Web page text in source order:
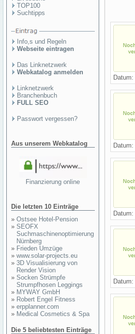
TOP100
Suchtipps
Info,s und Regeln
Webseite eintragen
Das Linknetzwerk
Webkatalog anmelden
Linknetzwerk
Branchenbuch
FULL SEO
Passwort vergessen?
Aus unserem Webkatalog
Finanzierung online
Die letzten 10 Einträge
» Ostsee Hotel-Pension
» SEOFX
Suchmaschinenoptimierung
Nürnberg
» Frieden Umzüge
» www.solar-projects.eu
» 3D Visualisierung von
Render Vision
» Socken Strümpfe
Strumpfhosen Leggings
» MYWAY GmbH
» Robert Engel Fitness
» erpplanner.com
» Medical Cosmetics & Spa
Die 5 beliebtesten Einträge
Datum:
Datum:
Datum:
Datum: